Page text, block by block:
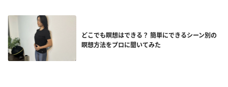
どこでも瞑想はできる？ 簡単にできるシーン別の
瞑想方法をプロに聞いてみた